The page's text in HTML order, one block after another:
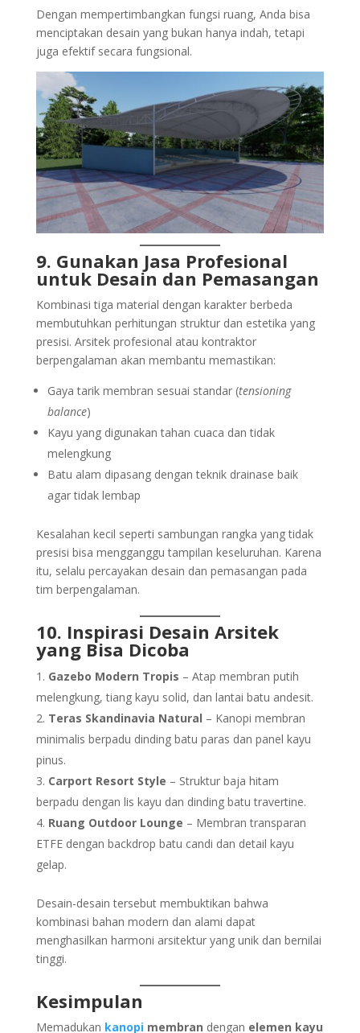
Dengan mempertimbangkan fungsi ruang, Anda bisa
menciptakan desain yang bukan hanya indah, tetapi
juga efektif secara fungsional.
9. Gunakan Jasa Profesional
untuk Desain dan Pemasangan
Kombinasi tiga material dengan karakter berbeda
membutuhkan perhitungan struktur dan estetika yang
presisi. Arsitek profesional atau kontraktor
berpengalaman akan membantu memastikan:
Gaya tarik membran sesuai standar (tensioning
balance)
Kayu yang digunakan tahan cuaca dan tidak
melengkung
Batu alam dipasang dengan teknik drainase baik
agar tidak lembap
Kesalahan kecil seperti sambungan rangka yang tidak
presisi bisa mengganggu tampilan keseluruhan. Karena
itu, selalu percayakan desain dan pemasangan pada
tim berpengalaman.
10. Inspirasi Desain Arsitek
yang Bisa Dicoba
Gazebo Modern Tropis – Atap membran putih
melengkung, tiang kayu solid, dan lantai batu andesit.
Teras Skandinavia Natural – Kanopi membran
minimalis berpadu dinding batu paras dan panel kayu
pinus.
Carport Resort Style – Struktur baja hitam
berpadu dengan lis kayu dan dinding batu travertine.
Ruang Outdoor Lounge – Membran transparan
ETFE dengan backdrop batu candi dan detail kayu
gelap.
Desain-desain tersebut membuktikan bahwa
kombinasi bahan modern dan alami dapat
menghasilkan harmoni arsitektur yang unik dan bernilai
tinggi.
Kesimpulan
Memadukan kanopimembran dengan elemen kayu